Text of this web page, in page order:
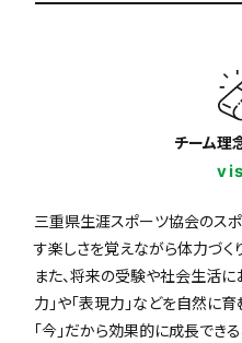
チーム理
三重県生涯スポーツ協会のス
す楽しさを覚えながら体力づく
また、将来の受験や社会生活
力」や「表現力」などを自然に育
「今」だから効果的に成長で